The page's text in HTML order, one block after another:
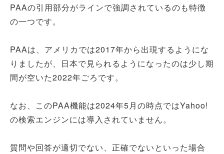
PAAの引用部分がラインで強調されているのも特徴
の一つです。
PAAは、アメリカでは2017年から出現するようにな
りましたが、日本で見られるようになったのは少し期
間が空いた2022年ごろです。
なお、このPAA機能は2024年5月の時点ではYahoo!
の検索エンジンには導入されていません。
質問や回答が適切でない、正確でないといった場合